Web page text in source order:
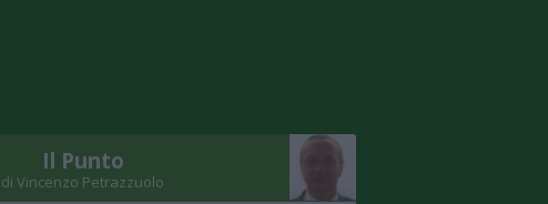
Il Punto
di Vincenzo Petrazzuolo